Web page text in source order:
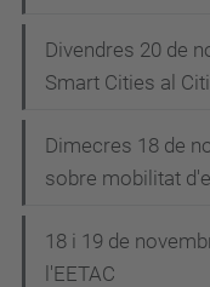
Divendres 20 de
Smart Cities al
Dimecres 18 de
sobre mobilitat
18 i 19 de
l'EETAC